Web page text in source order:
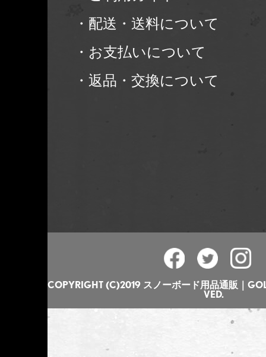
・配送・送料について
・お支払いについて
・返品・交換について
COPYRIGHT (C)2019 スノーボード用品通販｜
VED.